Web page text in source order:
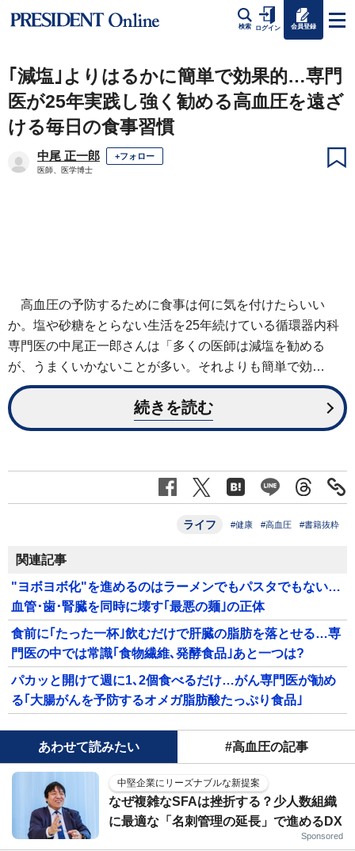
検索 ログイン 会員登録
｢減塩｣よりはるかに簡単で効果的…専門
医が25年実践し強く勧める高血圧を遠ざ
ける毎日の食事習慣
中尾 正一郎 +フォロー
医師、医学博士
高血圧の予防するために食事は何に気を付けたらいい
か。塩や砂糖をとらない生活を25年続けている循環器内科
専門医の中尾正一郎さんは「多くの医師は減塩を勧める
が、うまくいかないことが多い。それよりも簡単で効…
続きを読む
ライフ #健康 #高血圧 #書籍抜粋
関連記事
"ヨボヨボ化"を進めるのはラーメンでもパスタでもない…
血管･歯･腎臓を同時に壊す｢最悪の麺｣の正体
食前に｢たった一杯｣飲むだけで肝臓の脂肪を落とせる…専
門医の中では常識｢食物繊維､発酵食品｣あと一つは?
パカッと開けて週に1､2個食べるだけ…がん専門医が勧め
る｢大腸がんを予防するオメガ脂肪酸たっぷり食品｣
あわせて読みたい #高血圧の記事
中堅企業にリーズナブルな新提案
なぜ複雑なSFAは挫折する？少人数組織
に最適な「名刺管理の延長」で進めるDX
Sponsored